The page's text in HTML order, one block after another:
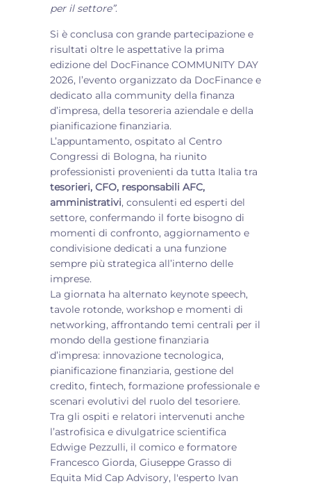
per il settore”.
Si è conclusa con grande partecipazione e
risultati oltre le aspettative la prima
edizione del DocFinance COMMUNITY DAY
2026, l’evento organizzato da DocFinance e
dedicato alla community della finanza
d’impresa, della tesoreria aziendale e della
pianificazione finanziaria.
L’appuntamento, ospitato al Centro
Congressi di Bologna, ha riunito
professionisti provenienti da tutta Italia tra
tesorieri, CFO, responsabili AFC,
amministrativi, consulenti ed esperti del
settore, confermando il forte bisogno di
momenti di confronto, aggiornamento e
condivisione dedicati a una funzione
sempre più strategica all’interno delle
imprese.
La giornata ha alternato keynote speech,
tavole rotonde, workshop e momenti di
networking, affrontando temi centrali per il
mondo della gestione finanziaria
d’impresa: innovazione tecnologica,
pianificazione finanziaria, gestione del
credito, fintech, formazione professionale e
scenari evolutivi del ruolo del tesoriere.
Tra gli ospiti e relatori intervenuti anche
l’astrofisica e divulgatrice scientifica
Edwige Pezzulli, il comico e formatore
Francesco Giorda, Giuseppe Grasso di
Equita Mid Cap Advisory, l'esperto Ivan